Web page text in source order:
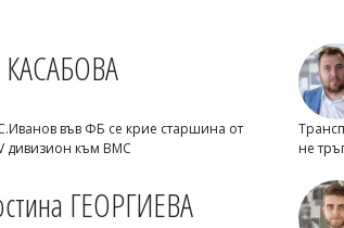
КАСАБОВА
във ФБ се крие старшина от
дивизион към ВМС
не
ГЕОРГИЕВА